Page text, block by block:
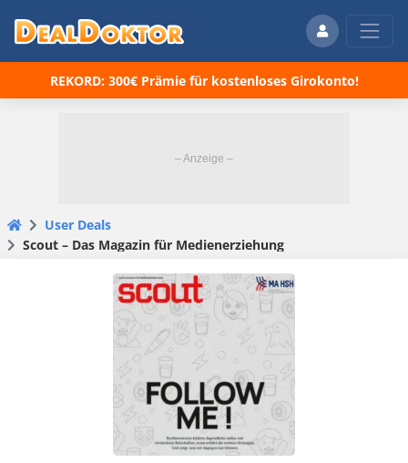
REKORD: 300€ Prämie für kostenloses Girokonto!
User Deals
Scout – Das Magazin für Medienerziehung